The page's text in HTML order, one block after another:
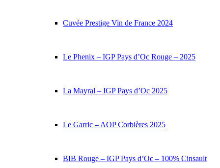
Cuvée Prestige Vin de France 2024
Le Phenix – IGP Pays d’Oc Rouge – 2025
La Mayral – IGP Pays d’Oc 2025
Le Garric – AOP Corbières 2025
BIB Rouge – IGP Pays d’Oc – 100% Cinsault